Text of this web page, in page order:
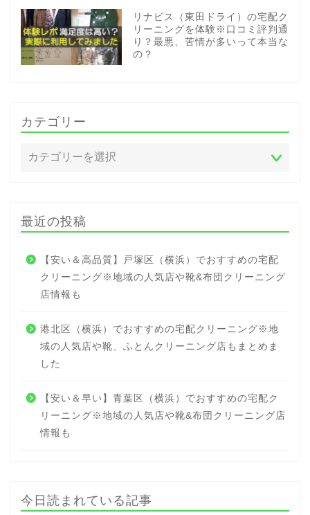
リナビス（東田ドライ）の宅配ク
リーニングを体験※口コミ評判通
り？最悪、苦情が多いって本当な
の？
カテゴリー
最近の投稿
【安い＆高品質】戸塚区（横浜）でおすすめの宅配
クリーニング※地域の人気店や靴&布団クリーニング
店情報も
港北区（横浜）でおすすめの宅配クリーニング※地
域の人気店や靴、ふとんクリーニング店もまとめま
した
【安い＆早い】青葉区（横浜）でおすすめの宅配ク
リーニング※地域の人気店や靴&布団クリーニング店
情報も
今日読まれている記事